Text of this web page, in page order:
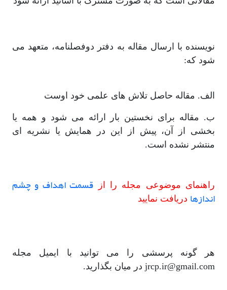
نویسنده با ارسال مقاله به دفتر دوفصلنامه، متعهد می
شود که:
الف. مقاله حاصل تلاش های علمی خود اوست
ب. مقاله برای نخستین بار ارائه می شود و همه یا
بخشی از آن، پیش از این در همایش یا نشریه ای
منتشر نشده است.
راهنمای موضوعی مجله را از قسمت اهداف و چشم
اندازها دریافت نمایید
هر گونه پرسشی را می توانید با ایمیل مجله
jrcp.ir@gmail.com در میان بگذارید.